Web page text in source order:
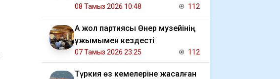
08 Тамыз 2026 10:48 112
Ақ жол партиясы Өнер музейінің
ұжымымен кездесті
07 Тамыз 2026 23:25 112
Түркия өз кемелеріне жасалған